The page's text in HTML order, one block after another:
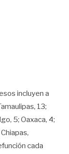
incluyen a
13;
5; Oaxaca, 4;
cada